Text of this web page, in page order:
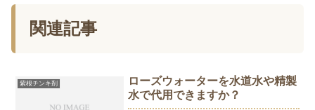
関連記事
紫根チンキ剤
ローズウォーターを水道水や精製
水で代用できますか？